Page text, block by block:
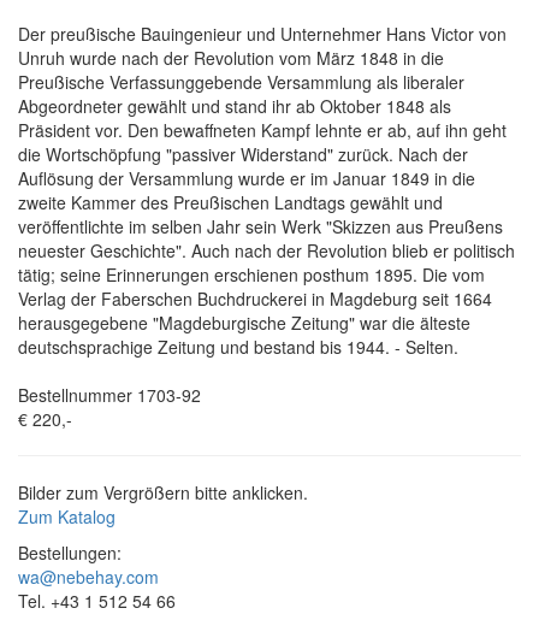
Der preußische Bauingenieur und Unternehmer Hans Victor von
Unruh wurde nach der Revolution vom März 1848 in die
Preußische Verfassunggebende Versammlung als liberaler
Abgeordneter gewählt und stand ihr ab Oktober 1848 als
Präsident vor. Den bewaffneten Kampf lehnte er ab, auf ihn geht
die Wortschöpfung "passiver Widerstand" zurück. Nach der
Auflösung der Versammlung wurde er im Januar 1849 in die
zweite Kammer des Preußischen Landtags gewählt und
veröffentlichte im selben Jahr sein Werk "Skizzen aus Preußens
neuester Geschichte". Auch nach der Revolution blieb er politisch
tätig; seine Erinnerungen erschienen posthum 1895. Die vom
Verlag der Faberschen Buchdruckerei in Magdeburg seit 1664
herausgegebene "Magdeburgische Zeitung" war die älteste
deutschsprachige Zeitung und bestand bis 1944. - Selten.
Bestellnummer 1703-92
€ 220,-
Bilder zum Vergrößern bitte anklicken.
Zum Katalog
Bestellungen:
wa@nebehay.com
Tel. +43 1 512 54 66